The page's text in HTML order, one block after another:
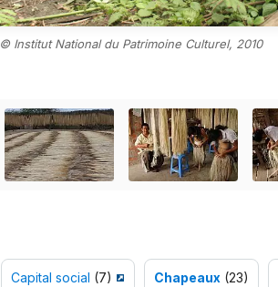
© Institut National du Patrimoine Culturel, 2010
Capital social (7) Chapeaux(23)